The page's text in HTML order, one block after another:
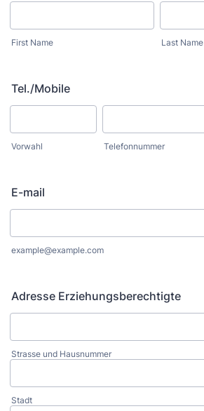
First Name Last Name
Tel./Mobile
Vorwahl Telefonnummer
E-mail
example@example.com
Adresse Erziehungsberechtigte
Strasse und Hausnummer
Stadt